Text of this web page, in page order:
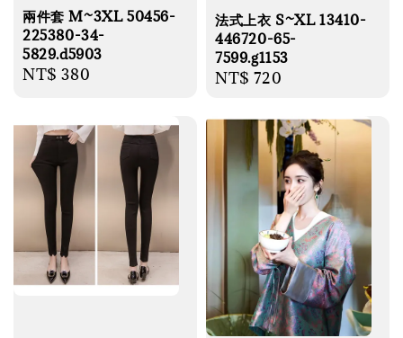
兩件套 M~3XL 50456-
225380-34-
5829.d5903
Regular
NT$ 380
法式上衣 S~XL 13410-
446720-65-
7599.g1153
Regular
NT$ 720